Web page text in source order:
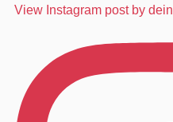
View Instagram post by